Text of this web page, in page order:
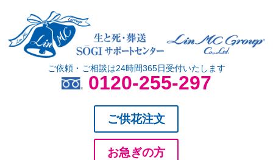
ご依頼・ご相談は24時間365日受付いたします
0120-255-297
ご供花注文
お急ぎの方